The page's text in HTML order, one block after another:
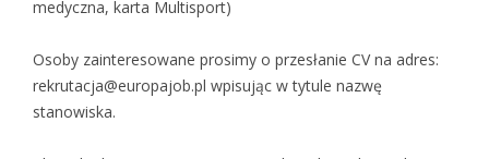
medyczna, karta Multisport)
Osoby zainteresowane prosimy o przesłanie CV na adres:
rekrutacja@europajob.pl wpisując w tytule nazwę
stanowiska.